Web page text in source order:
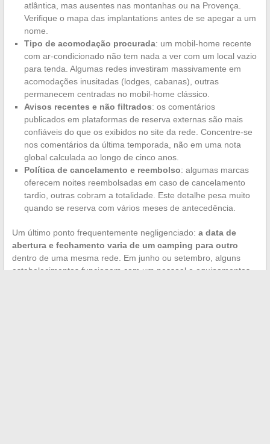
atlântica, mas ausentes nas montanhas ou na Provença.
Verifique o mapa das implantations antes de se apegar a um
nome.
Tipo de acomodação procurada: um mobil-home recente
com ar-condicionado não tem nada a ver com um local vazio
para tenda. Algumas redes investiram massivamente em
acomodações inusitadas (lodges, cabanas), outras
permanecem centradas no mobil-home clássico.
Avisos recentes e não filtrados: os comentários
publicados em plataformas de reserva externas são mais
confiáveis do que os exibidos no site da rede. Concentre-se
nos comentários da última temporada, não em uma nota
global calculada ao longo de cinco anos.
Política de cancelamento e reembolso: algumas marcas
oferecem noites reembolsadas em caso de cancelamento
tardio, outras cobram a totalidade. Este detalhe pesa muito
quando se reserva com vários meses de antecedência.
Um último ponto frequentemente negligenciado: a data de
abertura e fechamento varia de um camping para outro
dentro de uma mesma rede. Em junho ou setembro, alguns
estabelecimentos funcionam com um pessoal e equipamentos